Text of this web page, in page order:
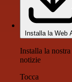
Installa la Web
Installa la
notizie
Tocca